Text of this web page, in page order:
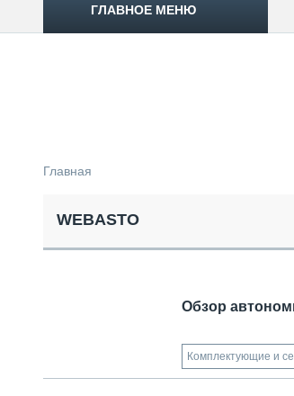
ГЛАВНОЕ МЕНЮ
СПЕЦТЕХНИКА И ТРАНСПОРТ
ГРУЗОПЕРЕВОЗКИ
ТЕХНИКА КРУПНЫМ
ДОРОЖНАЯ ИНДУСТРИЯ
СЕРВИСМЕНЫ
Главная
WEBASTO
Обзор
Комплектующие и